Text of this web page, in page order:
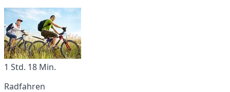
1 Std. 18 Min.
Radfahren